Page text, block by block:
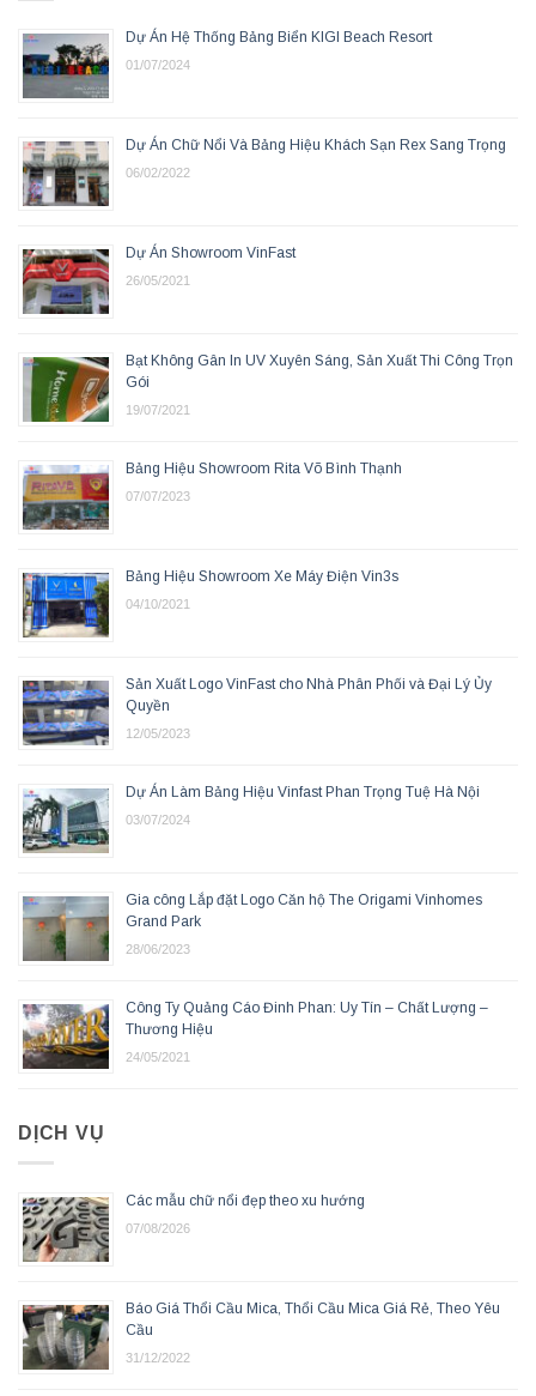
Dự Án Hệ Thống Bảng Biển KIGI Beach Resort
01/07/2024
Dự Án Chữ Nổi Và Bảng Hiệu Khách Sạn Rex Sang Trọng
06/02/2022
Dự Án Showroom VinFast
26/05/2021
Bạt Không Gân In UV Xuyên Sáng, Sản Xuất Thi Công Trọn
Gói
19/07/2021
Bảng Hiệu Showroom Rita Võ Bình Thạnh
07/07/2023
Bảng Hiệu Showroom Xe Máy Điện Vin3s
04/10/2021
Sản Xuất Logo VinFast cho Nhà Phân Phối và Đại Lý Ủy
Quyền
12/05/2023
Dự Án Làm Bảng Hiệu Vinfast Phan Trọng Tuệ Hà Nội
03/07/2024
Gia công Lắp đặt Logo Căn hộ The Origami Vinhomes
Grand Park
28/06/2023
Công Ty Quảng Cáo Đinh Phan: Uy Tín – Chất Lượng –
Thương Hiệu
24/05/2021
DỊCH VỤ
Các mẫu chữ nổi đẹp theo xu hướng
07/08/2026
Báo Giá Thổi Cầu Mica, Thổi Cầu Mica Giá Rẻ, Theo Yêu
Cầu
31/12/2022